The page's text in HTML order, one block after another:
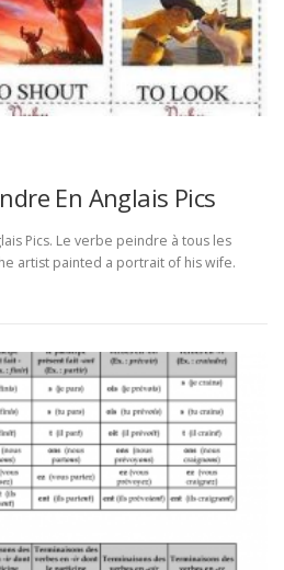
En Anglais Pics
Pics. Le verbe peindre à tous les
artist painted a portrait of his wife.